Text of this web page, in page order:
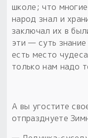
школе; что
народ знал и
заключал их в
эти — суть
есть место
только нам надо
А вы угостите
отпразднуете